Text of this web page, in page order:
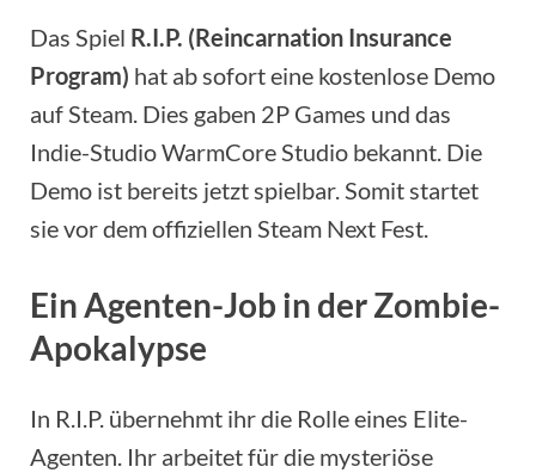
Das Spiel R.I.P. (Reincarnation Insurance
Program) hat ab sofort eine kostenlose Demo
auf Steam. Dies gaben 2P Games und das
Indie-Studio WarmCore Studio bekannt. Die
Demo ist bereits jetzt spielbar. Somit startet
sie vor dem offiziellen Steam Next Fest.
Ein Agenten-Job in der Zombie-
Apokalypse
In R.I.P. übernehmt ihr die Rolle eines Elite-
Agenten. Ihr arbeitet für die mysteriöse